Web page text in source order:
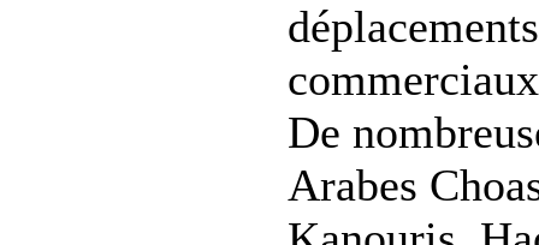
De
Arabes